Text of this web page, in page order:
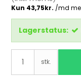
Lagerstatus:
stk.